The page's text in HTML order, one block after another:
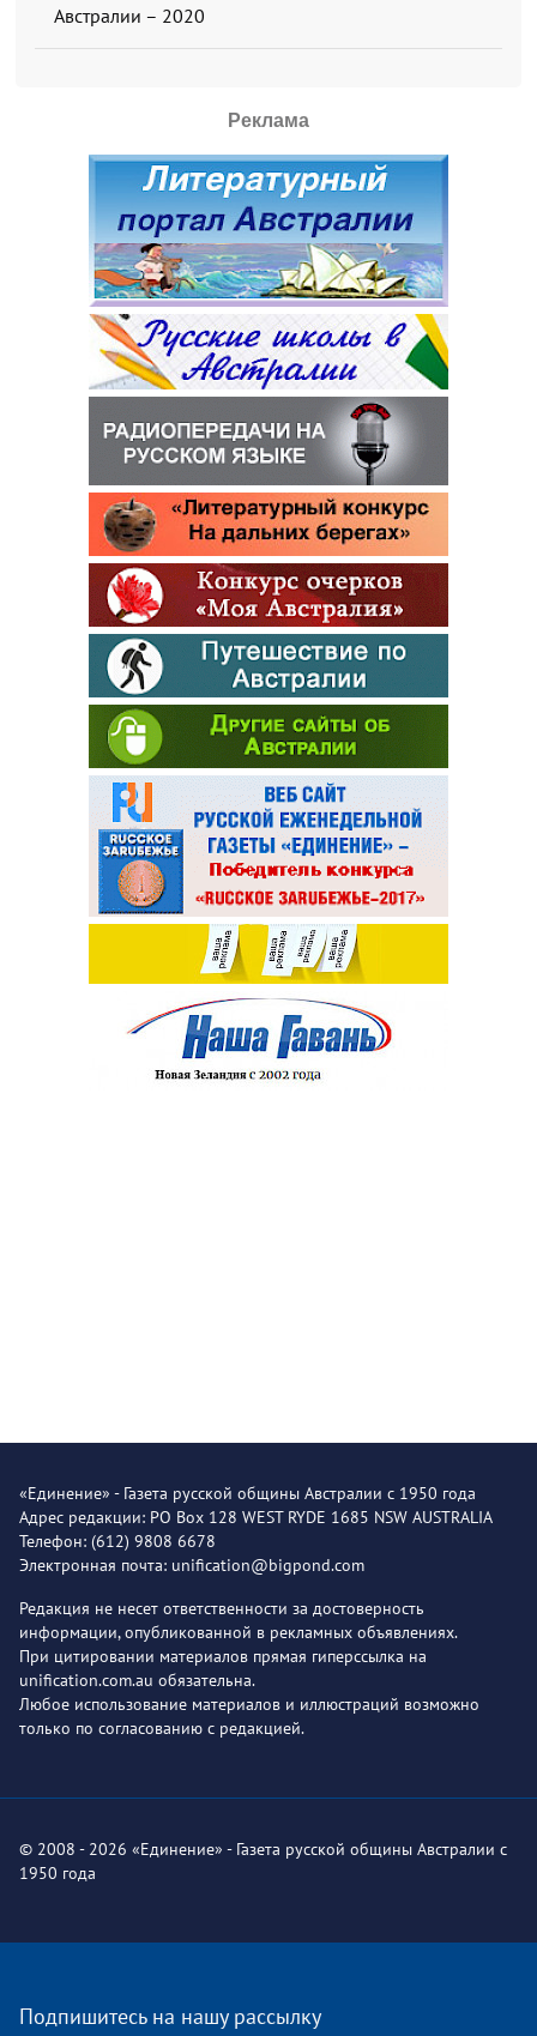
Австралии – 2020
Реклама
«Единение» - Газета русской общины Австралии с 1950 года
Адрес редакции: PO Box 128 WEST RYDE 1685 NSW AUSTRALIA
Телефон: (612) 9808 6678
Электронная почта: unification@bigpond.com
Редакция не несет ответственности за достоверность
информации, опубликованной в рекламных объявлениях.
При цитировании материалов прямая гиперссылка на
unification.com.au обязательна.
Любое использование материалов и иллюстраций возможно
только по согласованию с редакцией.
© 2008 - 2026 «Единение» - Газета русской общины Австралии с
1950 года
Подпишитесь на нашу рассылку